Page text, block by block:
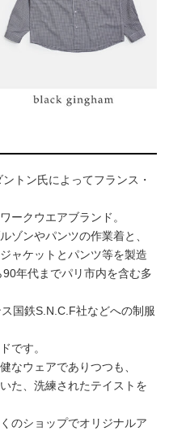
トン氏によってフランス・
ークウエアブランド。
ゾンやパンツの作業着と、
ャケットとパンツ等を製造
年代までパリ市内を含む多
国鉄S.N.C.F社などへの制服
です。
なウェアでありつつも、
た、洗練されたテイストを
のショップでオリジナルア